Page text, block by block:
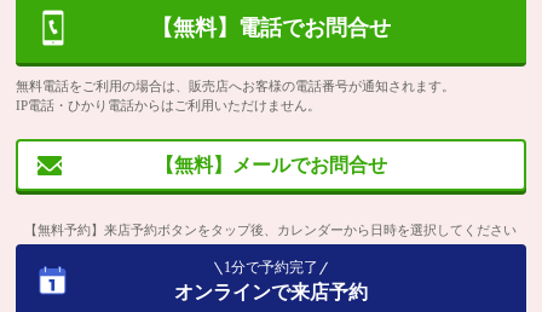
【無料】電話でお問合せ
無料電話をご利用の場合は、販売店へお客様の電話番号が通知されます。
IP電話・ひかり電話からはご利用いただけません。
【無料】メールでお問合せ
【無料予約】来店予約ボタンをタップ後、カレンダーから日時を選択してください
1分で予約完了
オンラインで来店予約